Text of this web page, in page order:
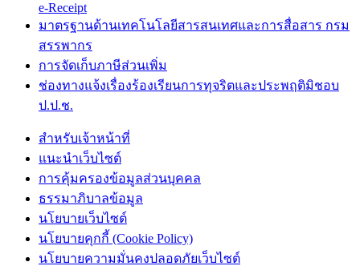
e-Receipt
มาตรฐานด้านเทคโนโลยีสารสนเทศและการสื่อสาร กรม
สรรพากร
การจัดเก็บภาษีส่วนเพิ่ม
ช่องทางแจ้งเรื่องร้องเรียนการทุจริตและประพฤติมิชอบ
ป.ป.ช.
สำหรับเจ้าหน้าที่
แนะนำเว็บไซต์
การคุ้มครองข้อมูลส่วนบุคคล
ธรรมาภิบาลข้อมูล
นโยบายเว็บไซต์
นโยบายคุกกี้ (Cookie Policy)
นโยบายความมั่นคงปลอดภัยเว็บไซต์